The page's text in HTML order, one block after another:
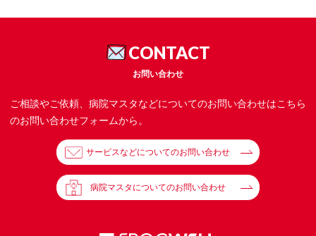
CONTACT
お問い合わせ
ご相談やご依頼、病院マスタなどについてのお問い合わせはこちら
のお問い合わせフォームから。
サービスなどについてのお問い合わせ
病院マスタについてのお問い合わせ